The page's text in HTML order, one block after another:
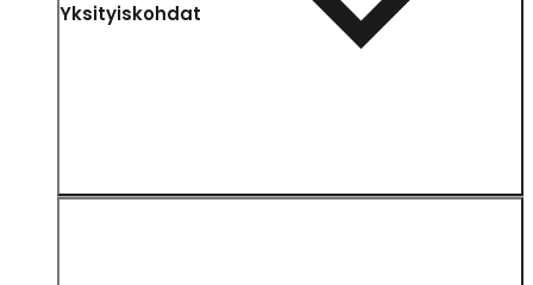
Yksityiskohdat